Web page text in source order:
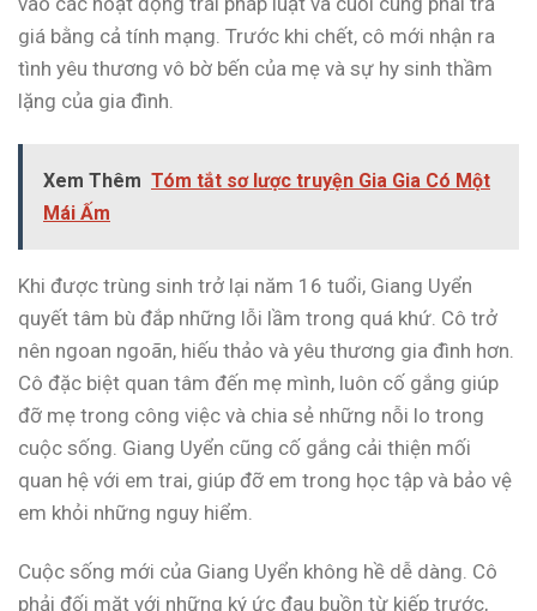
giá bằng cả tính mạng. Trước khi chết, cô mới nhận ra
tình yêu thương vô bờ bến của mẹ và sự hy sinh thầm
lặng của gia đình.
Xem Thêm Tóm tắt sơ lược truyện Gia Gia Có Một
Mái Ấm
Khi được trùng sinh trở lại năm 16 tuổi, Giang Uyển
quyết tâm bù đắp những lỗi lầm trong quá khứ. Cô trở
nên ngoan ngoãn, hiếu thảo và yêu thương gia đình hơn.
Cô đặc biệt quan tâm đến mẹ mình, luôn cố gắng giúp
đỡ mẹ trong công việc và chia sẻ những nỗi lo trong
cuộc sống. Giang Uyển cũng cố gắng cải thiện mối
quan hệ với em trai, giúp đỡ em trong học tập và bảo vệ
em khỏi những nguy hiểm.
Cuộc sống mới của Giang Uyển không hề dễ dàng. Cô
phải đối mặt với những ký ức đau buồn từ kiếp trước,